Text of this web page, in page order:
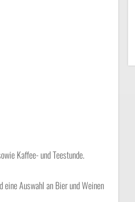
Kaffee- und Teestunde.
eine Auswahl an Bier und Weinen